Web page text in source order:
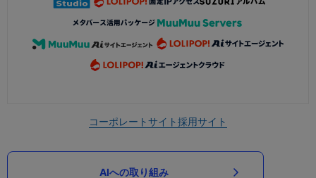
コーポレートサイト採用サイト
AIへの取り組み